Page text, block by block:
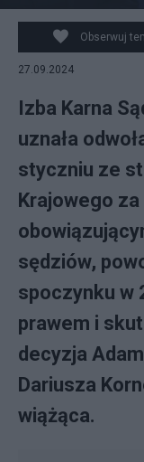
Obserwuj
27.09.2024
Izba Karna
uznała
styczniu ze
Krajowego
sędziów,
spoczynku w
prawem i
decyzja
Dariusza
wiążąca.